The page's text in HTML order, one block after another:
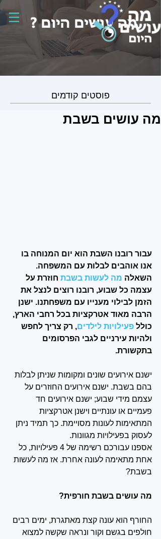
פוסטים קודמים
מה עושים בשבת
עבור רובנו השבת הוא יום המנוחה בו
אנו אוהבים לבלות עם המשפחה.
השאלה מה לעשות בשבת חוזרת על
עצמה כל שבוע, רובנו רוצים לנצל את
הזמן לבילוי מענייו עם משפחתנו. ישנן
הרבה מאוד אטרקציות בכל רחבי הארץ,
כולל פעילויות לילדים, רק צריך לחפש
ולהיות עירניים לגבי הפרסומים
בתקשורת.
ישנם אירועים שונים ומקומות שניתן לבלות
בהם בשבת. ישנם אירועים החוזרים על
עצמם מידי שבוע; ישנם אירועים חד
פעמיים או עונתיים וישנן אטרקציות
המתאימות לעונות מסויימת. כך תמיד ניתן
לעסוק בפעילויות מגוונות.
אספנו עבורכם רשימה של 4 פעילויות, כל
אחת מתאימה לעונה אחרת. אז מה לעשות
בשבת?
מה עושים בשבת חורפית?
החורף הוא עונה קצת מאתגרת, ימים רבים
חולפים בגשם וקור ונראה שקשה למצוא